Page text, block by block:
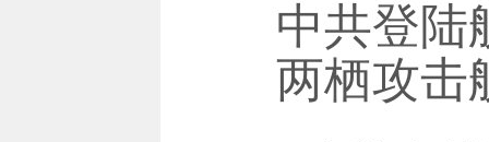
中共登陆
两栖攻击